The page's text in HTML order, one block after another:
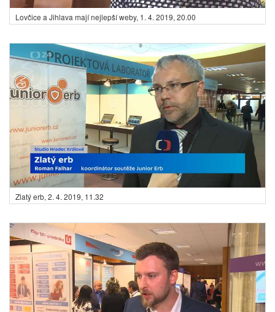
Lovčice a Jihlava mají nejlepší weby, 1. 4. 2019, 20.00
Zlatý erb, 2. 4. 2019, 11.32